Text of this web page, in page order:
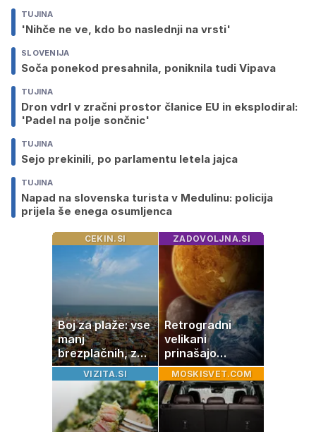
TUJINA
'Nihče ne ve, kdo bo naslednji na vrsti'
SLOVENIJA
Soča ponekod presahnila, poniknila tudi Vipava
TUJINA
Dron vdrl v zračni prostor članice EU in eksplodiral:
'Padel na polje sončnic'
TUJINA
Sejo prekinili, po parlamentu letela jajca
TUJINA
Napad na slovenska turista v Medulinu: policija
prijela še enega osumljenca
CEKIN.SI
Boj za plaže: vse
manj
brezplačnih, za
ležalnik in
senčnik tudi več
kot 40 evrov
ZADOVOLJNA.SI
Retrogradni
velikani
prinašajo
pomembne
premike – kaj
pomeni, da so
Saturn, Neptun
in Pluton hkrati
VIZITA.SI MOSKISVET.COM